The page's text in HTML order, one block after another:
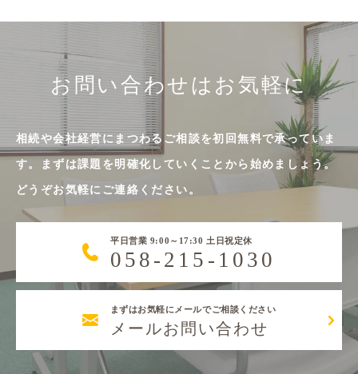
お問い合わせはお気軽に
相続や会社経営にまつわるご相談を初回無料で承っていま
す。まずは課題を明確化していくことから始めましょう。
どうぞお気軽にご連絡ください。
平日営業 9:00～17:30 土日祝定休
058-215-1030
まずはお気軽にメールでご相談ください
メールお問い合わせ